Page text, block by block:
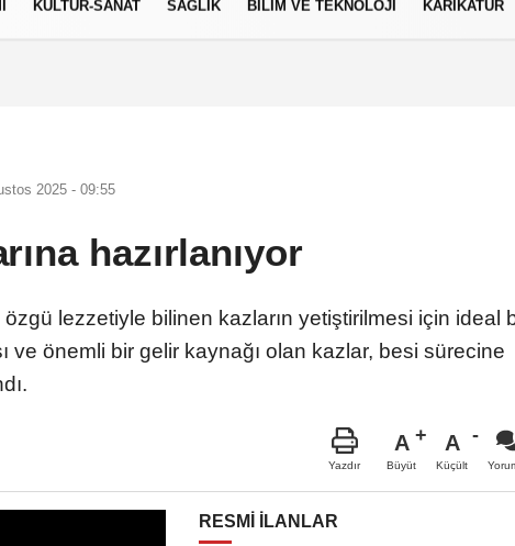
KÜLTÜR-SANAT SAĞLIK BİLİM VE TEKNOLOJİ KARİKATÜR
2025 - 09:55
hazırlanıyor
lezzetiyle bilinen kazların yetiştirilmesi için ideal
ve önemli bir gelir kaynağı olan kazlar, besi sürecine
Yazdır
A
Büyüt
A
Küçült
RESMİ İLANLAR